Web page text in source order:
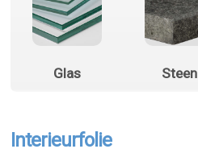
Glas Steen
Interieurfolie